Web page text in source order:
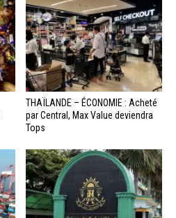
THAÏLANDE – ÉCONOMIE : Acheté
par Central, Max Value deviendra
Tops